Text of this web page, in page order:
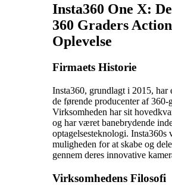
Insta360 One X:
360 Graders
Oplevelse
Firmaets Historie
Insta360, grundlagt i 2015, har
de førende producenter af 360-
Virksomheden har sit
og har været banebrydende
optagelsesteknologi.
muligheden for at skabe og
gennem deres innovative
Virksomhedens Filosofi